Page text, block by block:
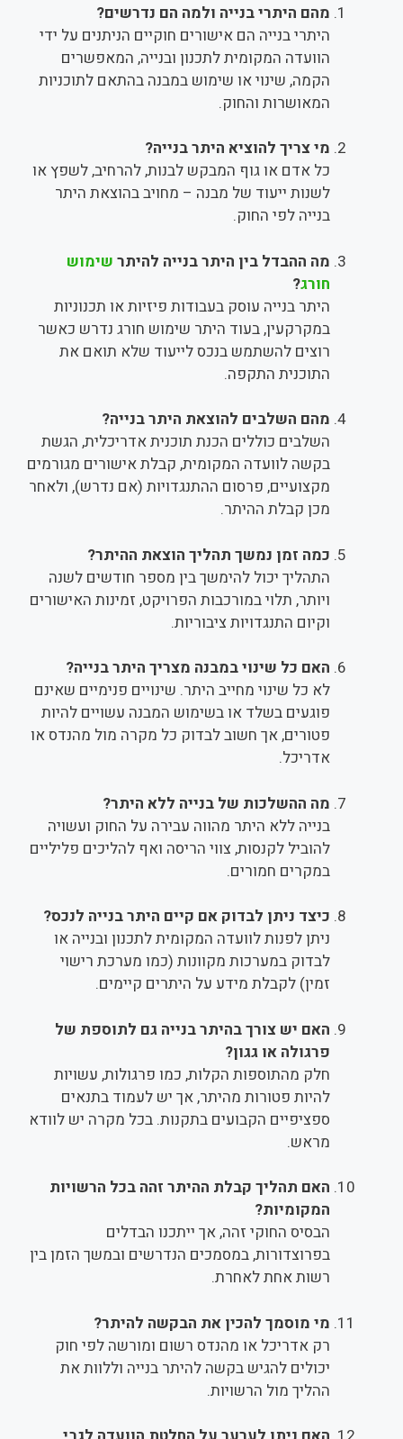
מהם היתרי בנייה ולמה הם נדרשים?
היתרי בנייה הם אישורים חוקיים הניתנים על ידי
הוועדה המקומית לתכנון ובנייה, המאפשרים
הקמה, שינוי או שימוש במבנה בהתאם לתוכניות
המאושרות והחוק.
מי צריך להוציא היתר בנייה?
כל אדם או גוף המבקש לבנות, להרחיב, לשפץ או
לשנות ייעוד של מבנה – מחויב בהוצאת היתר
בנייה לפי החוק.
מה ההבדל בין היתר בנייה להיתר שימוש
חורג?
היתר בנייה עוסק בעבודות פיזיות או תכנוניות
במקרקעין, בעוד היתר שימוש חורג נדרש כאשר
רוצים להשתמש בנכס לייעוד שלא תואם את
התוכנית התקפה.
מהם השלבים להוצאת היתר בנייה?
השלבים כוללים הכנת תוכנית אדריכלית, הגשת
בקשה לוועדה המקומית, קבלת אישורים מגורמים
מקצועיים, פרסום ההתנגדויות (אם נדרש), ולאחר
מכן קבלת ההיתר.
כמה זמן נמשך תהליך הוצאת ההיתר?
התהליך יכול להימשך בין מספר חודשים לשנה
ויותר, תלוי במורכבות הפרויקט, זמינות האישורים
וקיום התנגדויות ציבוריות.
האם כל שינוי במבנה מצריך היתר בנייה?
לא כל שינוי מחייב היתר. שינויים פנימיים שאינם
פוגעים בשלד או בשימוש המבנה עשויים להיות
פטורים, אך חשוב לבדוק כל מקרה מול מהנדס או
אדריכל.
מה ההשלכות של בנייה ללא היתר?
בנייה ללא היתר מהווה עבירה על החוק ועשויה
להוביל לקנסות, צווי הריסה ואף להליכים פליליים
במקרים חמורים.
כיצד ניתן לבדוק אם קיים היתר בנייה לנכס?
ניתן לפנות לוועדה המקומית לתכנון ובנייה או
לבדוק במערכות מקוונות (כמו מערכת רישוי
זמין) לקבלת מידע על היתרים קיימים.
האם יש צורך בהיתר בנייה גם לתוספת של
פרגולה או גגון?
חלק מהתוספות הקלות, כמו פרגולות, עשויות
להיות פטורות מהיתר, אך יש לעמוד בתנאים
ספציפיים הקבועים בתקנות. בכל מקרה יש לוודא
מראש.
האם תהליך קבלת ההיתר זהה בכל הרשויות
המקומיות?
הבסיס החוקי זהה, אך ייתכנו הבדלים
בפרוצדורות, במסמכים הנדרשים ובמשך הזמן בין
רשות אחת לאחרת.
מי מוסמך להכין את הבקשה להיתר?
רק אדריכל או מהנדס רשום ומורשה לפי חוק
יכולים להגיש בקשה להיתר בנייה וללוות את
ההליך מול הרשויות.